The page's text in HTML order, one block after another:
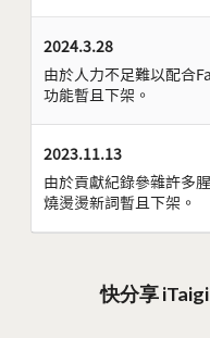
2024.3.28
由於人力不足難以配合
功能暫且下架。
2023.11.13
由於貢獻紀錄參雜許多
燒燙燙新詞暫且下架。
快分享